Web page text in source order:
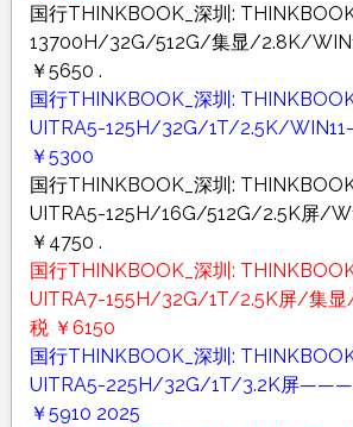
国行THINKBOOK_深圳:
13700H/32G/512G/集显/2.8K/
￥5650 .
国行THINKBOOK_深圳:
UITRA5-125H/32G/1T/2.5K/
￥5300
国行THINKBOOK_深圳:
UITRA5-125H/16G/512G/2.5K屏
￥4750 .
国行THINKBOOK_深圳:
UITRA7-155H/32G/1T/2.5K屏/集
税 ￥6150
国行THINKBOOK_深圳:
UITRA5-225H/32G/1T/3.2K屏
￥5910 2025